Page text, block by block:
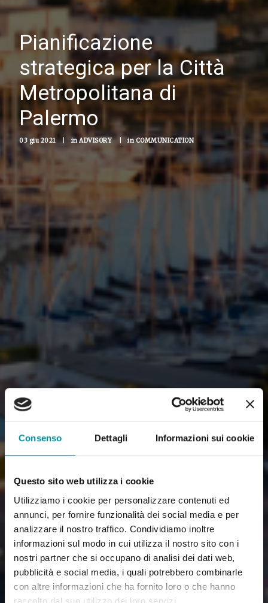
Consenso Dettagli Informazioni sui cookie
Questo sito web utilizza i cookie
Utilizziamo i cookie per personalizzare contenuti ed
annunci, per fornire funzionalità dei social media e per
analizzare il nostro traffico. Condividiamo inoltre
informazioni sul modo in cui utilizza il nostro sito con i
nostri partner che si occupano di analisi dei dati web,
pubblicità e social media, i quali potrebbero combinarle
con altre informazioni che ha fornito loro o che hanno
raccolto dal suo utilizzo dei loro servizi.
Pianificazione
strategica per la Città
Metropolitana di
Palermo
03 giu 2021 | inADVISORY inCOMMUNICATION